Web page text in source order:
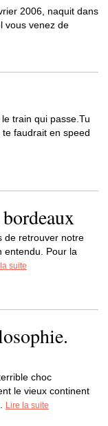
2006, naquit dans
vous venez de
train qui passe.Tu
te faudrait en speed
de retrouver notre
entendu. Pour la
suite
choc
le vieux continent
Lire la suite